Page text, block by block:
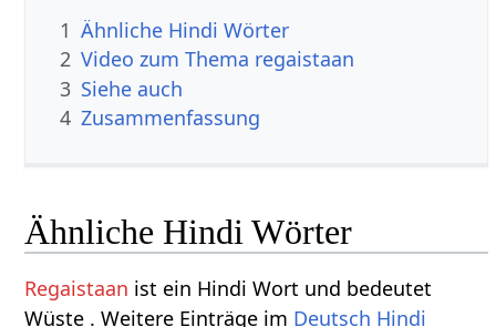
1 Ähnliche Hindi Wörter
2 Video zum Thema regaistaan
3 Siehe auch
4 Zusammenfassung
Ähnliche Hindi Wörter
Regaistaan ist ein Hindi Wort und bedeutet
Wüste . Weitere Einträge im Deutsch Hindi